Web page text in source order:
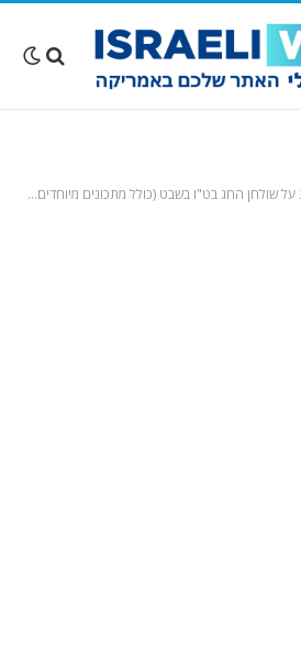
החג בט"ו בשבט (כולל מתכונים מיוחדים ושיר לארוחה)